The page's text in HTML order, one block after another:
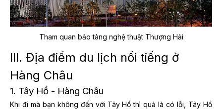
Tham quan bảo tàng nghệ thuật Thượng Hải
III. Địa điểm du lịch nổi tiếng ở
Hàng Châu
1. Tây Hồ - Hàng Châu
Khi đi mà bạn không đến với Tây Hồ thì quả là có lỗi, Tây Hồ